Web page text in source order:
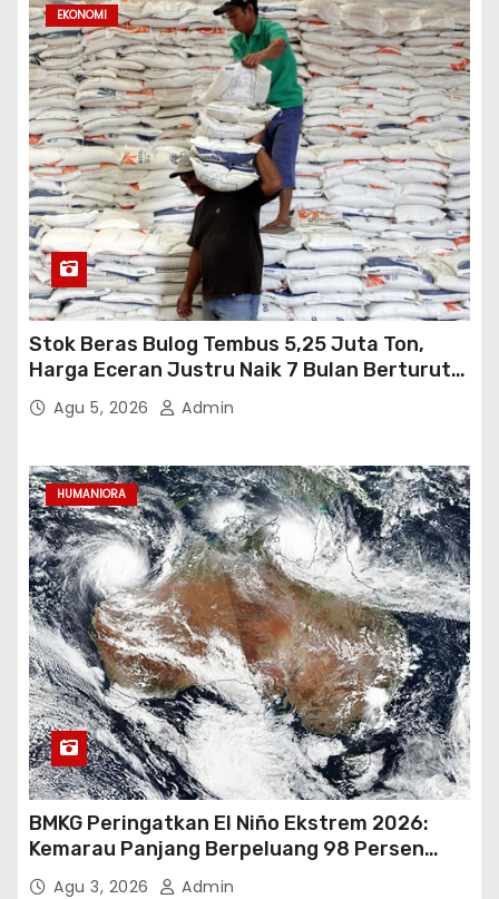
EKONOMI
Stok Beras Bulog Tembus 5,25 Juta Ton,
Harga Eceran Justru Naik 7 Bulan Berturut-
TurutAgu 5, 2026 Admin
HUMANIORA
BMKG Peringatkan El Niño Ekstrem 2026:
Kemarau Panjang Berpeluang 98 Persen
hingga Awal 2027
Agu 3, 2026 Admin